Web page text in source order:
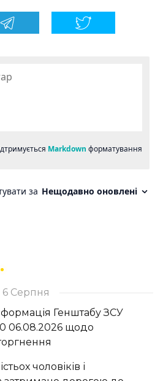
6 Серпня
Генштабу ЗСУ
06.08.2026 щодо
чоловіків і